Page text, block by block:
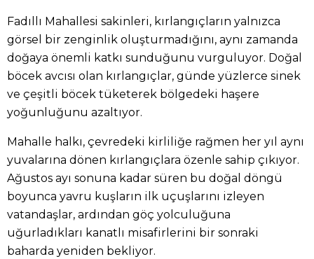
Fadıllı Mahallesi sakinleri, kırlangıçların yalnızca
görsel bir zenginlik oluşturmadığını, aynı zamanda
doğaya önemli katkı sunduğunu vurguluyor. Doğal
böcek avcısı olan kırlangıçlar, günde yüzlerce sinek
ve çeşitli böcek tüketerek bölgedeki haşere
yoğunluğunu azaltıyor.
Mahalle halkı, çevredeki kirliliğe rağmen her yıl aynı
yuvalarına dönen kırlangıçlara özenle sahip çıkıyor.
Ağustos ayı sonuna kadar süren bu doğal döngü
boyunca yavru kuşların ilk uçuşlarını izleyen
vatandaşlar, ardından göç yolculuğuna
uğurladıkları kanatlı misafirlerini bir sonraki
baharda yeniden bekliyor.